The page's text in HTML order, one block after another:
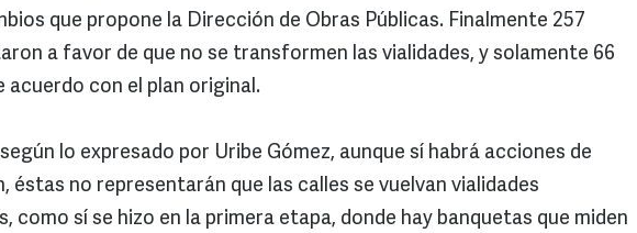
que propone la Dirección de Obras Públicas. Finalmente 257
a favor de que no se transformen las vialidades, y solamente 66
acuerdo con el plan original.
lo expresado por Uribe Gómez, aunque sí habrá acciones de
éstas no representarán que las calles se vuelvan vialidades
como sí se hizo en la primera etapa, donde hay banquetas que miden